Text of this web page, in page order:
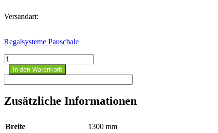
Versandart:
Regalsysteme Pauschale
Büroregal
Stecksystem
Grundregal
-
x
300
In den Warenkorb
Zusätzliche Informationen
Breite 1300 mm